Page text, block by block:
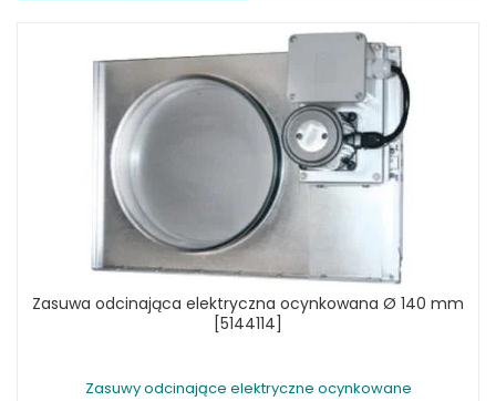
Zasuwa odcinająca elektryczna ocynkowana Ø 140 mm
[5144114]
Zasuwy odcinające elektryczne ocynkowane